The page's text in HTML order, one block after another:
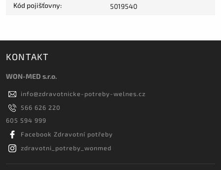
Kód pojišťovny: 5019540
KONTAKT
WON-MED s.r.o.
info@zdravotnicke-potreby-welnes.cz
566 626 220
605 594 999
Facebook Zdravotní potřeby
zdravotni_potreby_wonmed